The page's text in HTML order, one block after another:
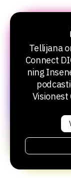
Tellijana
Connect
ning